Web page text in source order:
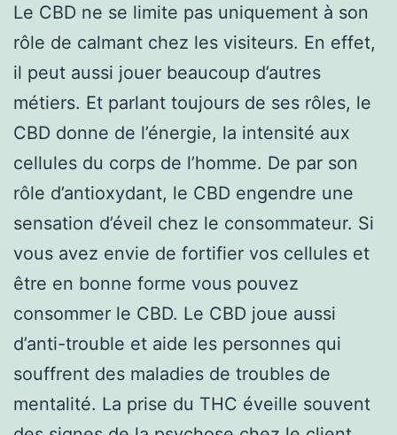
Le CBD ne se limite pas uniquement à son
rôle de calmant chez les visiteurs. En effet,
il peut aussi jouer beaucoup d’autres
métiers. Et parlant toujours de ses rôles, le
CBD donne de l’énergie, la intensité aux
cellules du corps de l’homme. De par son
rôle d’antioxydant, le CBD engendre une
sensation d’éveil chez le consommateur. Si
vous avez envie de fortifier vos cellules et
être en bonne forme vous pouvez
consommer le CBD. Le CBD joue aussi
d’anti-trouble et aide les personnes qui
souffrent des maladies de troubles de
mentalité. La prise du THC éveille souvent